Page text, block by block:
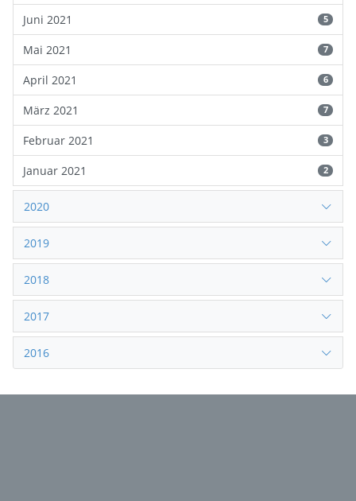
Juni 2021 5
Mai 2021 7
April 2021 6
März 2021 7
Februar 2021 3
Januar 2021 2
2020
2019
2018
2017
2016